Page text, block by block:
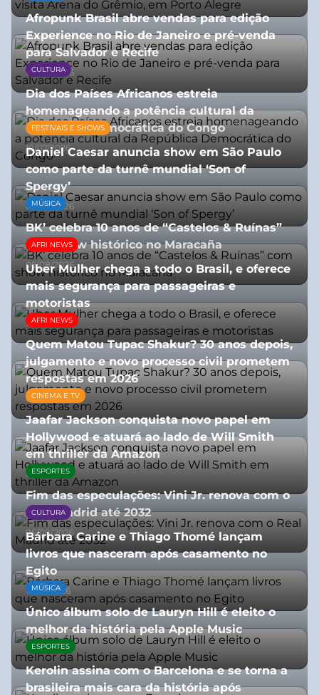
Afropunk Brasil abre vendas para edição
Experience no Rio de Janeiro e pré-venda
para Salvador e Recife
03/08/2026
CULTURA
Dia dos Países Africanos estreia
homenageando a potência cultural da
República Democrática do Congo
10/07/2026
FESTIVAIS E SHOWS
Daniel Caesar anuncia show em São Paulo
como parte da turnê mundial ‘Son of
Spergy’
05/08/2026
MÚSICA
BK’ celebra 10 anos de “Castelos & Ruínas”
com show histórico no Maracaña
06/08/2026
AFRI NEWS
Uber Mulher chega a todo o Brasil, e oferece
mais segurança para passageiras e
motoristas
10/07/2026
AFRI NEWS
Quem Matou Tupac Shakur? 30 anos depois,
julgamento e novo processo civil prometem
respostas em 2026
05/08/2026
CINEMA E TV
Jaafar Jackson conquista novo papel em
Hollywood e atuará ao lado de Will Smith
em thriller da Amazon
06/08/2026
ESPORTES
Fim das especulações: Vini Jr. renova com o
Real Madrid até 2032
06/08/2026
CULTURA
Bárbara Carine e Thiago Thomé lançam
livros que nasceram após casamento no
Egito
10/07/2026
MÚSICA
Único álbum solo de Lauryn Hill é eleito o
melhor da história pela Apple Music
06/08/2026
ESPORTES
Kerolin assina com o Barcelona e se torna a
brasileira mais cara da história após